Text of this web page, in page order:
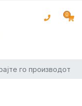
0
го производот